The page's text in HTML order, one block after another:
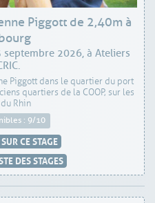
Piggott de 2,40m à
2026, à Ateliers
Piggott dans le quartier du port
quartiers de la COOP, sur les
Rhin
: 9/10
CE STAGE
DES STAGES